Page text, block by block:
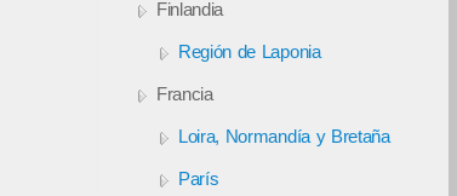
Finlandia
Región de Laponia
Francia
Loira, Normandía y Bretaña
París